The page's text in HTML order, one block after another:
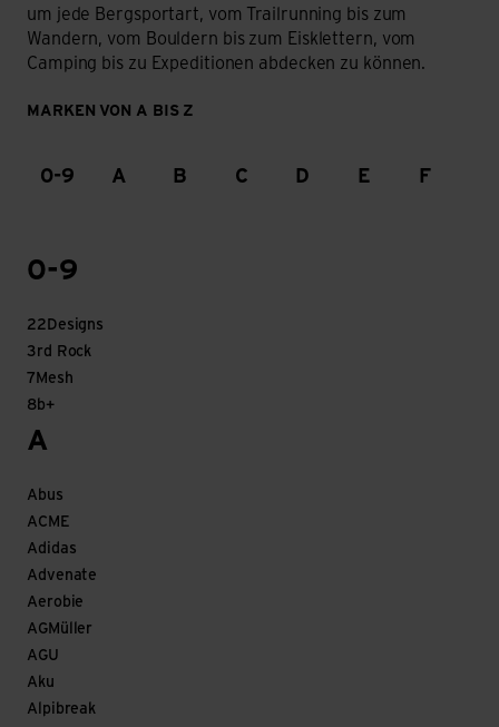
um jede Bergsportart, vom Trailrunning bis zum
Wandern, vom Bouldern bis zum Eisklettern, vom
Camping bis zu Expeditionen abdecken zu können.
MARKEN VON A BIS Z
0-9 A B C D E F
0-9
22Designs
3rd Rock
7Mesh
8b+
A
Abus
ACME
Adidas
Advenate
Aerobie
AGMüller
AGU
Aku
Alpibreak